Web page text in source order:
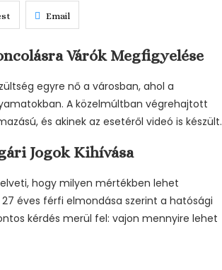
Email
Várók Megfigyelése
egyre nő a városban, ahol a
A közelmúltban végrehajtott
és akinek az esetéről videó is készült.
Jogok Kihívása
hogy milyen mértékben lehet
éves férfi elmondása szerint a hatósági
kérdés merül fel: vajon mennyire lehet